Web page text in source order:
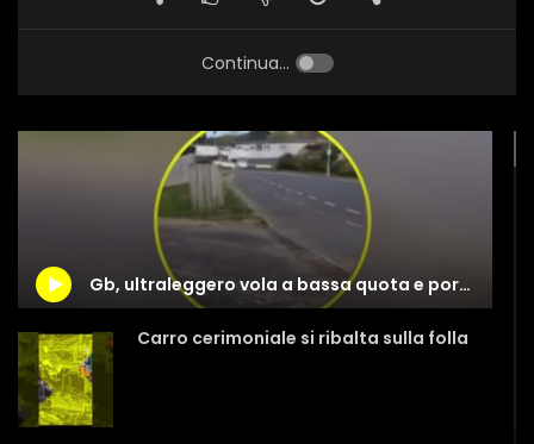
Continua...
Gb, ultraleggero vola a bassa quota e porta via il tetto di una casa
Carro cerimoniale si ribalta sulla folla